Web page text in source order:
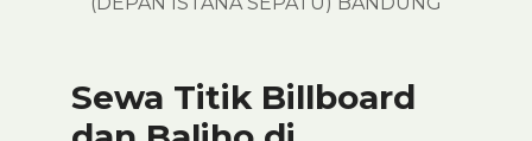
Sewa Titik Billboard